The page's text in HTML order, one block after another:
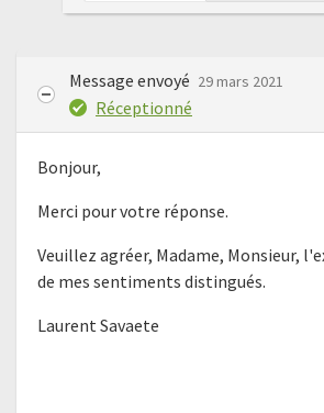
Message envoyé 29 mars 2021
Réceptionné
Bonjour,
Merci pour votre réponse.
Veuillez agréer, Madame, Monsieur,
de mes sentiments distingués.
Laurent Savaete